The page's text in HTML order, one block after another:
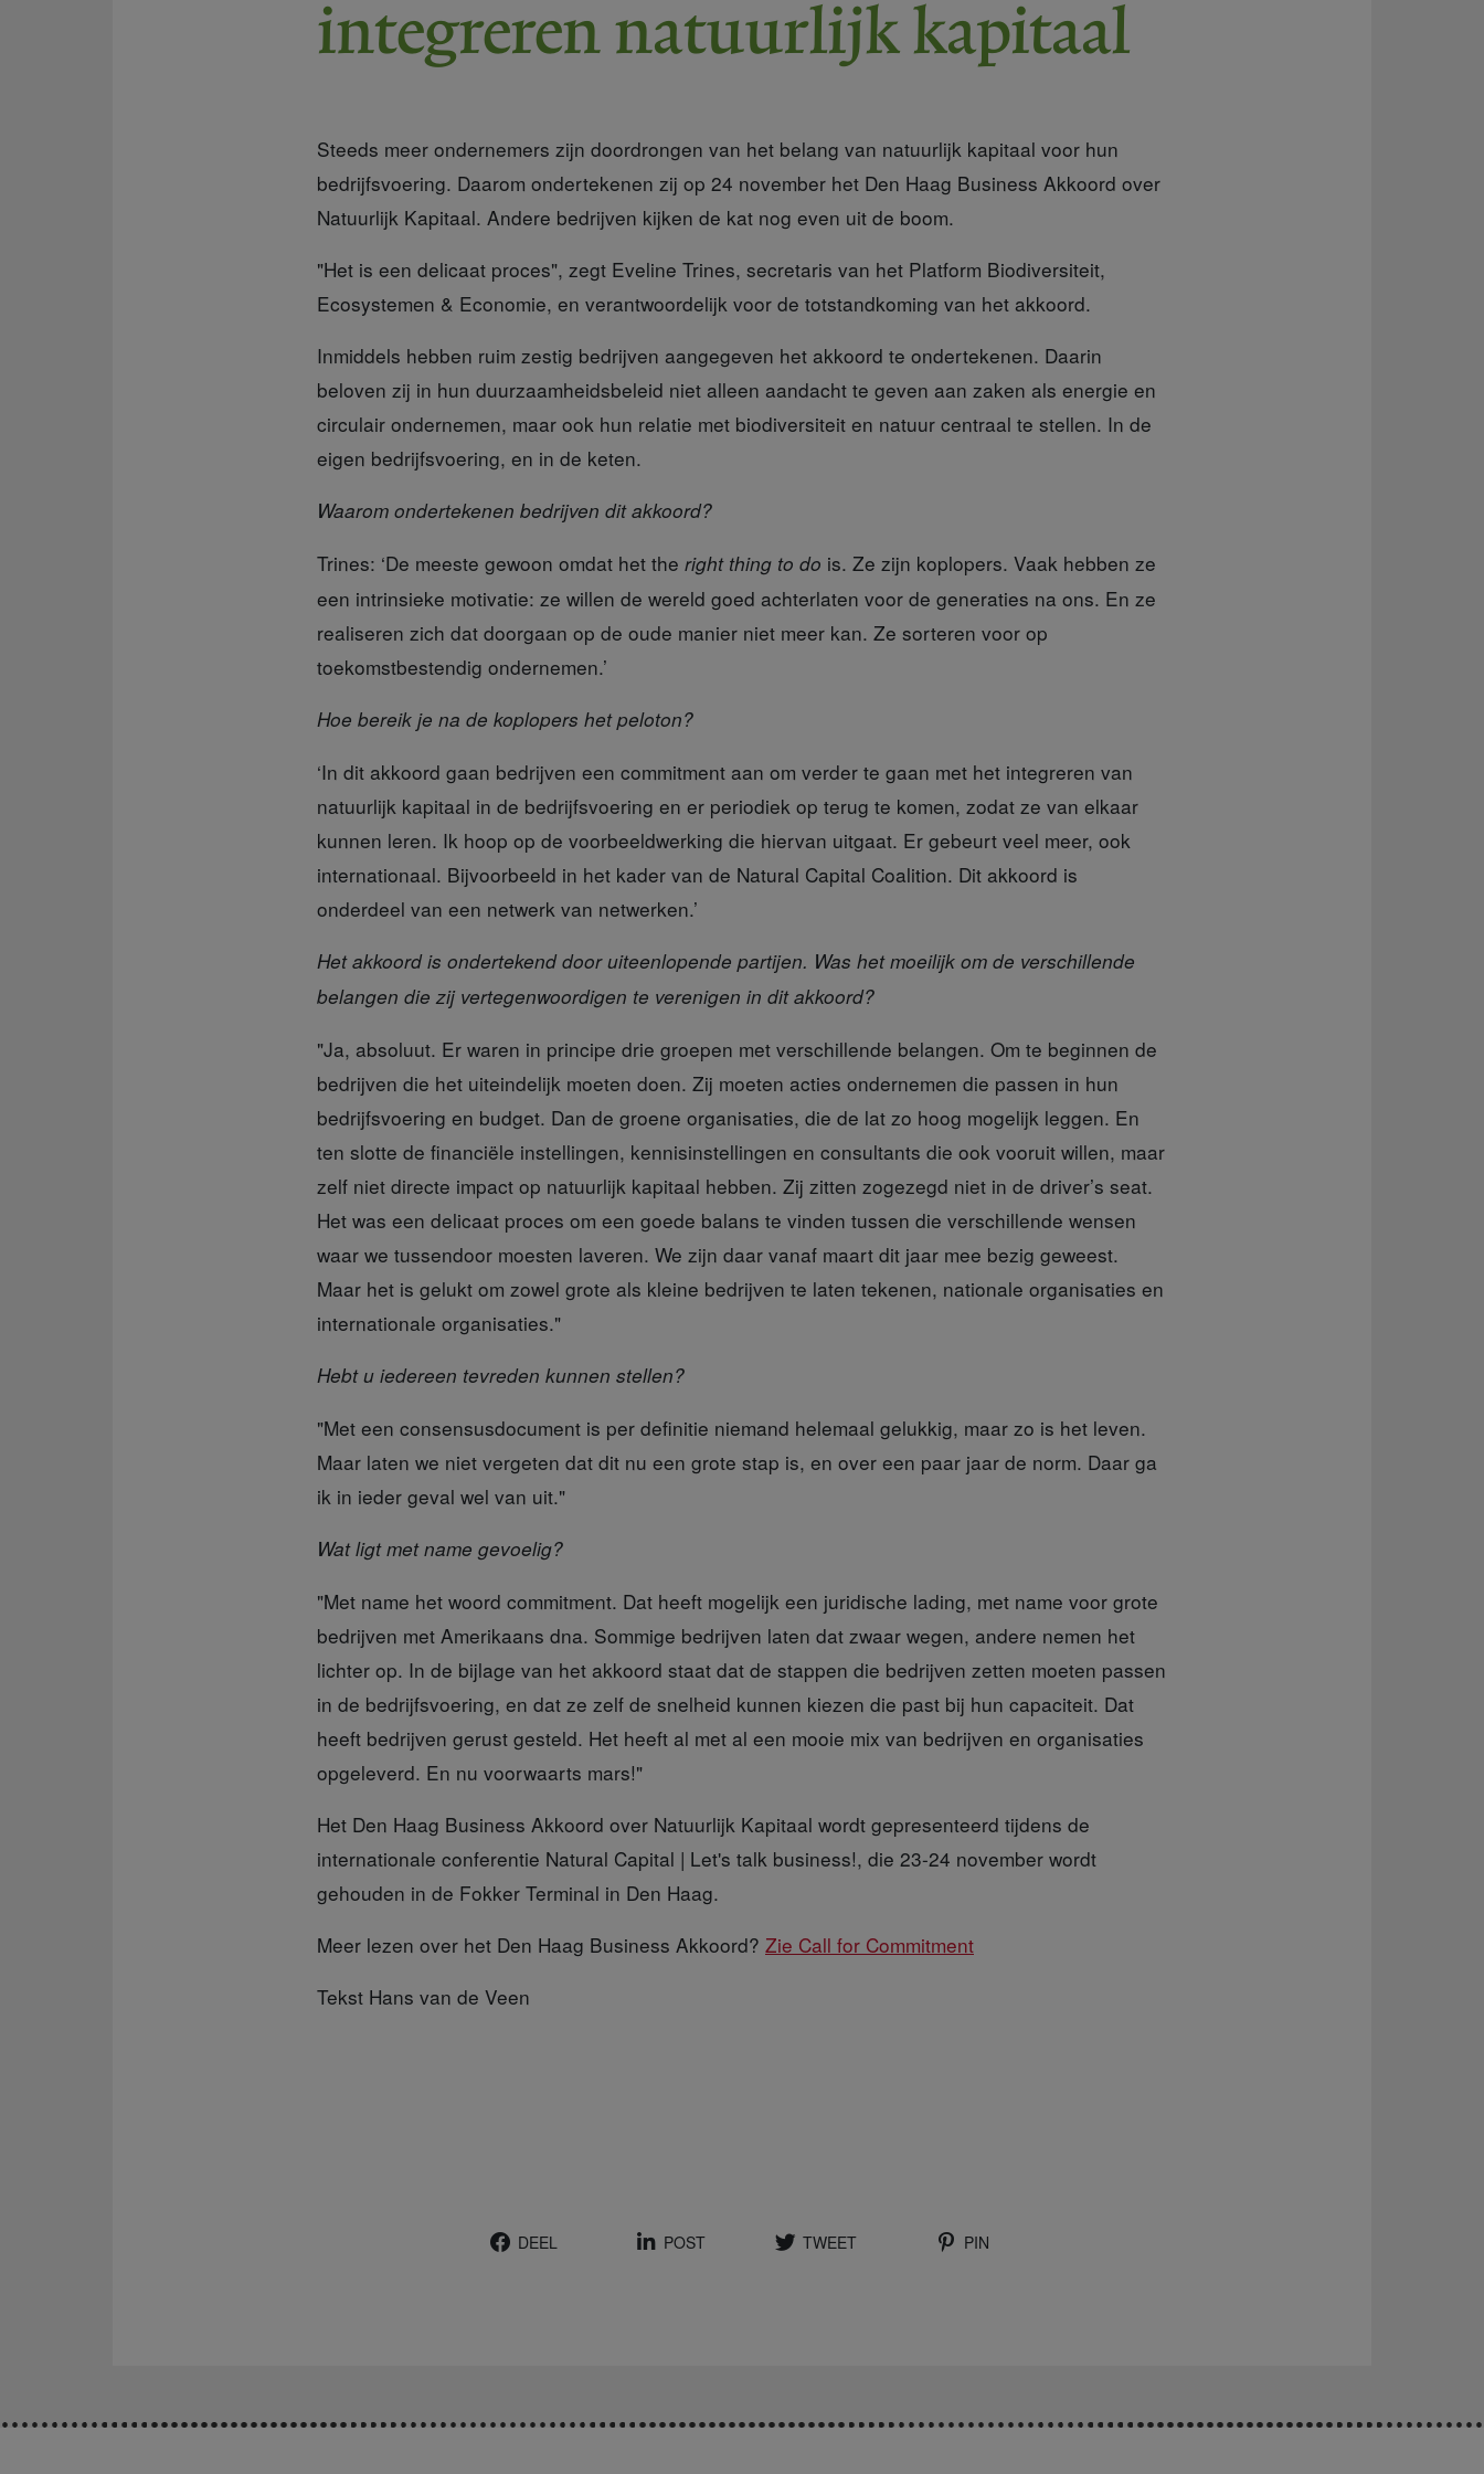
integreren natuurlijk kapitaal
Steeds meer ondernemers zijn doordrongen van het belang van natuurlijk kapitaal voor hun
bedrijfsvoering. Daarom ondertekenen zij op 24 november het Den Haag Business Akkoord over
Natuurlijk Kapitaal. Andere bedrijven kijken de kat nog even uit de boom.
"Het is een delicaat proces", zegt Eveline Trines, secretaris van het Platform Biodiversiteit,
Ecosystemen & Economie, en verantwoordelijk voor de totstandkoming van het akkoord.
Inmiddels hebben ruim zestig bedrijven aangegeven het akkoord te ondertekenen. Daarin
beloven zij in hun duurzaamheidsbeleid niet alleen aandacht te geven aan zaken als energie en
circulair ondernemen, maar ook hun relatie met biodiversiteit en natuur centraal te stellen. In de
eigen bedrijfsvoering, en in de keten.
Waarom ondertekenen bedrijven dit akkoord?
Trines: ‘De meeste gewoon omdat het the right thing to do is. Ze zijn koplopers. Vaak hebben ze
een intrinsieke motivatie: ze willen de wereld goed achterlaten voor de generaties na ons. En ze
realiseren zich dat doorgaan op de oude manier niet meer kan. Ze sorteren voor op
toekomstbestendig ondernemen.’
Hoe bereik je na de koplopers het peloton?
‘In dit akkoord gaan bedrijven een commitment aan om verder te gaan met het integreren van
natuurlijk kapitaal in de bedrijfsvoering en er periodiek op terug te komen, zodat ze van elkaar
kunnen leren. Ik hoop op de voorbeeldwerking die hiervan uitgaat. Er gebeurt veel meer, ook
internationaal. Bijvoorbeeld in het kader van de Natural Capital Coalition. Dit akkoord is
onderdeel van een netwerk van netwerken.’
Het akkoord is ondertekend door uiteenlopende partijen. Was het moeilijk om de verschillende
belangen die zij vertegenwoordigen te verenigen in dit akkoord?
"Ja, absoluut. Er waren in principe drie groepen met verschillende belangen. Om te beginnen de
bedrijven die het uiteindelijk moeten doen. Zij moeten acties ondernemen die passen in hun
bedrijfsvoering en budget. Dan de groene organisaties, die de lat zo hoog mogelijk leggen. En
ten slotte de financiële instellingen, kennisinstellingen en consultants die ook vooruit willen, maar
zelf niet directe impact op natuurlijk kapitaal hebben. Zij zitten zogezegd niet in de driver’s seat.
Het was een delicaat proces om een goede balans te vinden tussen die verschillende wensen
waar we tussendoor moesten laveren. We zijn daar vanaf maart dit jaar mee bezig geweest.
Maar het is gelukt om zowel grote als kleine bedrijven te laten tekenen, nationale organisaties en
internationale organisaties."
Hebt u iedereen tevreden kunnen stellen?
"Met een consensusdocument is per definitie niemand helemaal gelukkig, maar zo is het leven.
Maar laten we niet vergeten dat dit nu een grote stap is, en over een paar jaar de norm. Daar ga
ik in ieder geval wel van uit."
Wat ligt met name gevoelig?
"Met name het woord commitment. Dat heeft mogelijk een juridische lading, met name voor grote
bedrijven met Amerikaans dna. Sommige bedrijven laten dat zwaar wegen, andere nemen het
lichter op. In de bijlage van het akkoord staat dat de stappen die bedrijven zetten moeten passen
in de bedrijfsvoering, en dat ze zelf de snelheid kunnen kiezen die past bij hun capaciteit. Dat
heeft bedrijven gerust gesteld. Het heeft al met al een mooie mix van bedrijven en organisaties
opgeleverd. En nu voorwaarts mars!"
Het Den Haag Business Akkoord over Natuurlijk Kapitaal wordt gepresenteerd tijdens de
internationale conferentie Natural Capital | Let's talk business!, die 23-24 november wordt
gehouden in de Fokker Terminal in Den Haag.
Meer lezen over het Den Haag Business Akkoord? Zie Call for Commitment
Tekst Hans van de Veen
DEEL POST TWEET PIN